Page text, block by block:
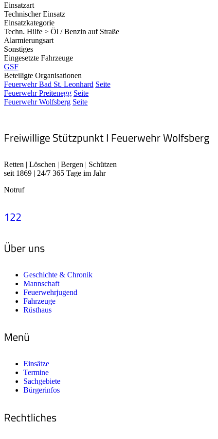
Einsatzart
Technischer Einsatz
Einsatzkategorie
Techn. Hilfe > Öl / Benzin auf Straße
Alarmierungsart
Sonstiges
Eingesetzte Fahrzeuge
GSF
Beteiligte Organisationen
Feuerwehr Bad St. Leonhard Seite
Feuerwehr Preitenegg Seite
Feuerwehr Wolfsberg Seite
Freiwillige Stützpunkt I Feuerwehr Wolfsberg
Retten | Löschen | Bergen | Schützen
seit 1869 | 24/7 365 Tage im Jahr
Notruf
122
Über uns
Geschichte & Chronik
Mannschaft
Feuerwehrjugend
Fahrzeuge
Rüsthaus
Menü
Einsätze
Termine
Sachgebiete
Bürgerinfos
Rechtliches